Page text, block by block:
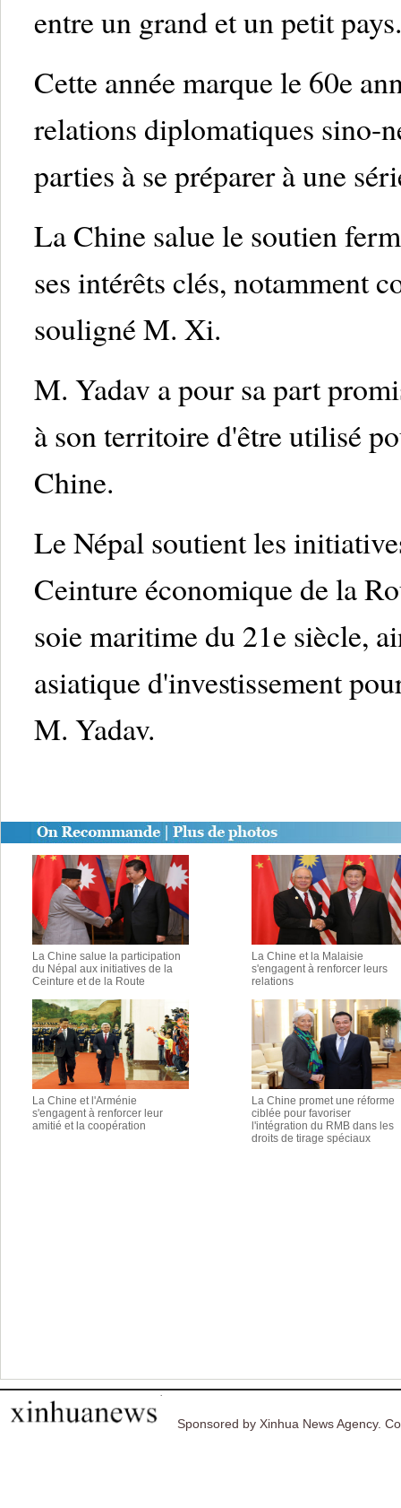
entre un grand et un petit
Cette année marque le 60e
relations diplomatiques sino-
parties à se préparer à une
La Chine salue le soutien
ses intérêts clés, notamment
souligné M. Xi.
M. Yadav a pour sa part
à son territoire d'être utilisé
Chine.
Le Népal soutient les
Ceinture économique de la
soie maritime du 21e siècle,
asiatique d'investissement
M. Yadav.
La Chine salue la participation
du Népal aux initiatives de la
Ceinture et de la Route
La Chine et la Malaisie
s'engagent à renforcer leurs
relations
La Chine et l'Arménie
s'engagent à renforcer leur
amitié et la coopération
La Chine promet une réforme
ciblée pour favoriser
l'intégration du RMB dans les
droits de tirage spéciaux
Sponsored by Xinhua News Agency.